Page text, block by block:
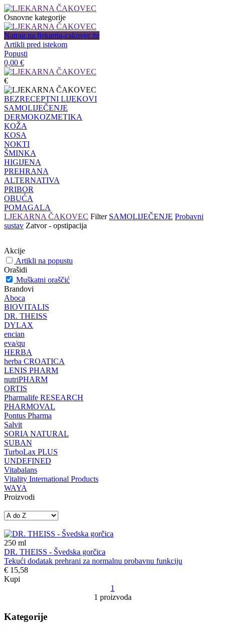
Osnovne kategorije
Natrag na ljekarna-cakovec.hr
Artikli pred istekom
Popusti
0,00 €
€
BEZRECEPTNI LIJEKOVI
SAMOLIJEČENJE
DERMOKOZMETIKA
KOŽA
KOSA
NOKTI
ŠMINKA
HIGIJENA
PREHRANA
ALTERNATIVA
PRIBOR
OBUĆA
POMAGALA
LJEKARNA ČAKOVEC Filter SAMOLIJEČENJE Probavni
sustav Zatvor - opstipacija
Akcije
Artikli na popustu
Orašidi
Muškatni oraščić
Brandovi
Aboca
BIOVITALIS
DR. THEISS
DYLAX
encian
eva/qu
HERBA
herba CROATICA
LENIS PHARM
nutriPHARM
ORTIS
Pharmalife RESEARCH
PHARMOVAL
Pontus Pharma
Salvit
SORIA NATURAL
SUBAN
TurboLax PLUS
UNDEFINED
Vitabalans
Vitality International Products
WAYA
Proizvodi
250 ml
DR. THEISS - Švedska gorčica
Tekući dodatak prehrani za normalnu probavnu funkciju
€ 15,58
Kupi
1
1 proizvoda
Kategorije